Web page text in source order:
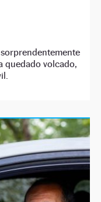
quedado volcado,